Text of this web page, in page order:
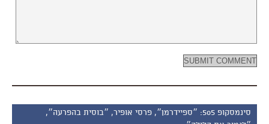
סינמסקופ 505: ״ספיידרמן״, פרסי אופיר, ״בוסית בהפרעה״,